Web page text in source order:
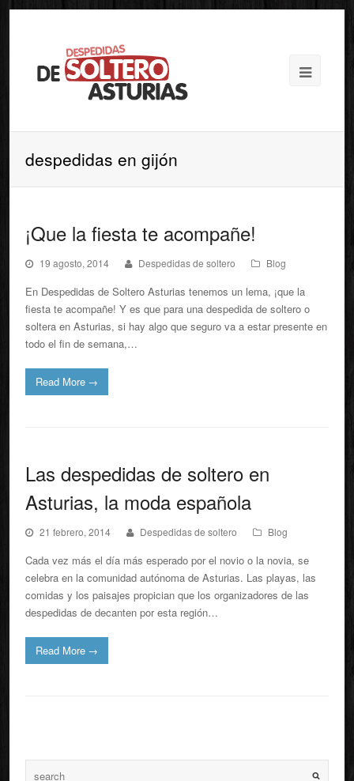
despedidas en gijón
¡Que la fiesta te acompañe!
19 agosto, 2014 Despedidas de soltero Blog
En Despedidas de Soltero Asturias tenemos un lema, ¡que la
fiesta te acompañe! Y es que para una despedida de soltero o
soltera en Asturias, si hay algo que seguro va a estar presente en
todo el fin de semana,…
Read More →
Las despedidas de soltero en
Asturias, la moda española
21 febrero, 2014 Despedidas de soltero Blog
Cada vez más el día más esperado por el novio o la novia, se
celebra en la comunidad autónoma de Asturias. Las playas, las
comidas y los paisajes propician que los organizadores de las
despedidas de decanten por esta región…
Read More →